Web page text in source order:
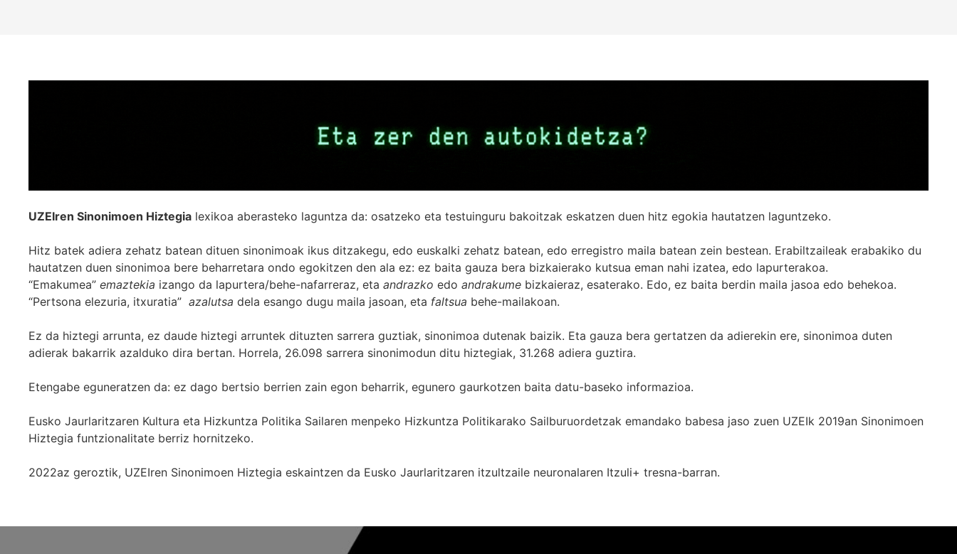
UZEIren Sinonimoen Hiztegia lexikoa aberasteko laguntza da: osatzeko eta testuinguru bakoitzak eskatzen duen hitz egokia hautatzen laguntzeko.
Hitz batek adiera zehatz batean dituen sinonimoak ikus ditzakegu, edo euskalki zehatz batean, edo erregistro maila batean zein bestean. Erabiltzaileak erabakiko du
hautatzen duen sinonimoa bere beharretara ondo egokitzen den ala ez: ez baita gauza bera bizkaierako kutsua eman nahi izatea, edo lapurterakoa.
“Emakumea” emaztekia izango da lapurtera/behe-nafarreraz, eta andrazko edo andrakume bizkaieraz, esaterako. Edo, ez baita berdin maila jasoa edo behekoa.
“Pertsona elezuria, itxuratia” azalutsa dela esango dugu maila jasoan, eta faltsua behe-mailakoan.
Ez da hiztegi arrunta, ez daude hiztegi arruntek dituzten sarrera guztiak, sinonimoa dutenak baizik. Eta gauza bera gertatzen da adierekin ere, sinonimoa duten
adierak bakarrik azalduko dira bertan. Horrela, 26.098 sarrera sinonimodun ditu hiztegiak, 31.268 adiera guztira.
Etengabe eguneratzen da: ez dago bertsio berrien zain egon beharrik, egunero gaurkotzen baita datu-baseko informazioa.
Eusko Jaurlaritzaren Kultura eta Hizkuntza Politika Sailaren menpeko Hizkuntza Politikarako Sailburuordetzak emandako babesa jaso zuen UZEIk 2019an Sinonimoen
Hiztegia funtzionalitate berriz hornitzeko.
2022az geroztik, UZEIren Sinonimoen Hiztegia eskaintzen da Eusko Jaurlaritzaren itzultzaile neuronalaren Itzuli+ tresna-barran.